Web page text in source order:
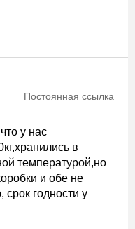
Постоянная ссылка
у нас
в
температурой,но
и обе не
срок годности у